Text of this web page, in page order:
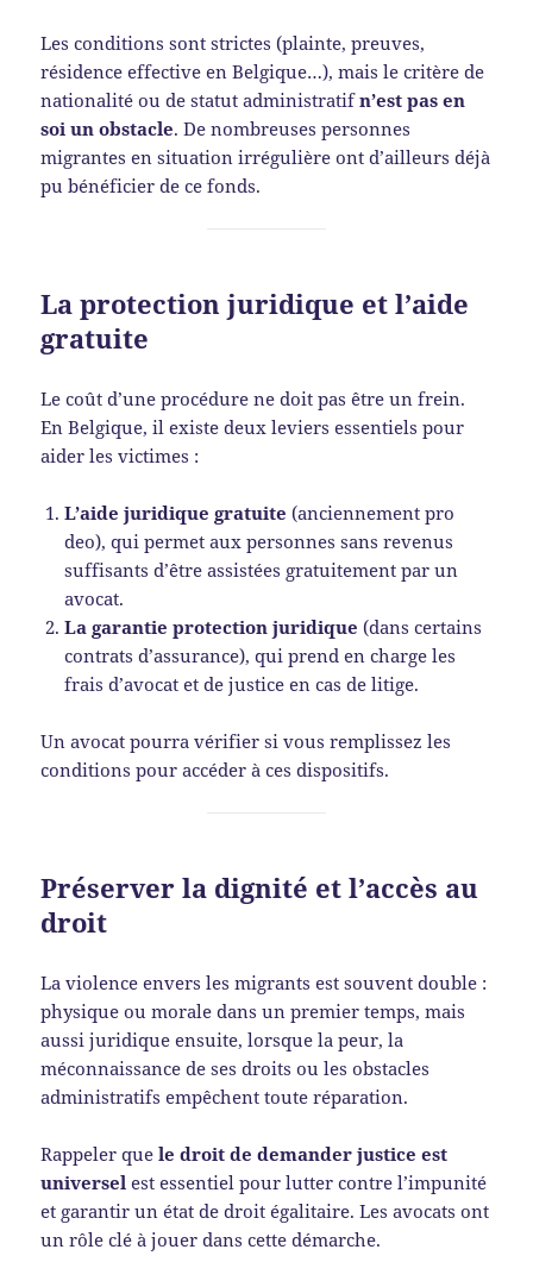
Les conditions sont strictes (plainte, preuves,
résidence effective en Belgique…), mais le critère de
nationalité ou de statut administratifn’est pas en
soi un obstacle. De nombreuses personnes
migrantes en situation irrégulière ont d’ailleurs déjà
pu bénéficier de ce fonds.
La protection juridique et l’aide
gratuite
Le coût d’une procédure ne doit pas être un frein.
En Belgique, il existe deux leviers essentiels pour
aider les victimes :
L’aide juridique gratuite (anciennement pro
deo), qui permet aux personnes sans revenus
suffisants d’être assistées gratuitement par un
avocat.
La garantie protection juridique (dans certains
contrats d’assurance), qui prend en charge les
frais d’avocat et de justice en cas de litige.
Un avocat pourra vérifier si vous remplissez les
conditions pour accéder à ces dispositifs.
Préserver la dignité et l’accès au
droit
La violence envers les migrants est souvent double :
physique ou morale dans un premier temps, mais
aussi juridique ensuite, lorsque la peur, la
méconnaissance de ses droits ou les obstacles
administratifs empêchent toute réparation.
Rappeler quele droit de demander justice est
universel est essentiel pour lutter contre l’impunité
et garantir un état de droit égalitaire. Les avocats ont
un rôle clé à jouer dans cette démarche.